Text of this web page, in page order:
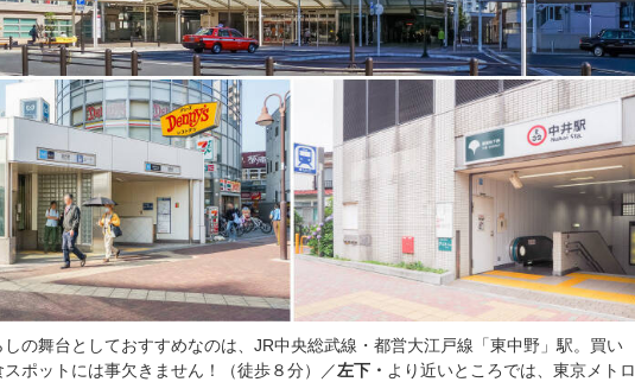
しの舞台としておすすめなのは、JR中央総武線・都営大江戸線「東中野」駅。買い
スポットには事欠きません！（徒歩８分）／左下・ より近いところでは、東京メトロ